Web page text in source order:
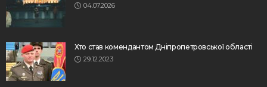
04.07.2026
Хто став комендантом Дніпропетровської області
29.12.2023